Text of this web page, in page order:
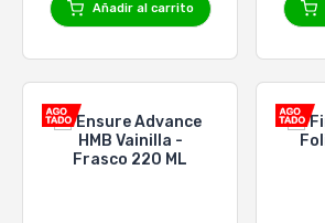
Añadir al carrito